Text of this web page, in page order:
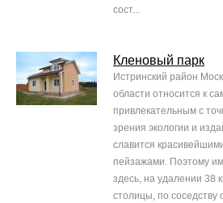
сост...
Кленовый парк
Истринский район
области относится к
привлекательным с
зрения экологии и
славится
пейзажами. Поэтому
здесь, на удалении 38
столицы, по соседству